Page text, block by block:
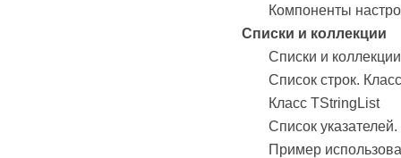
Компоненты
Списки и коллекции
Списки и коллекции
Список строк.
Класс TStringList
Список
Пример